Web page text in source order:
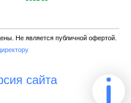
Не является публичной офертой.
сайта